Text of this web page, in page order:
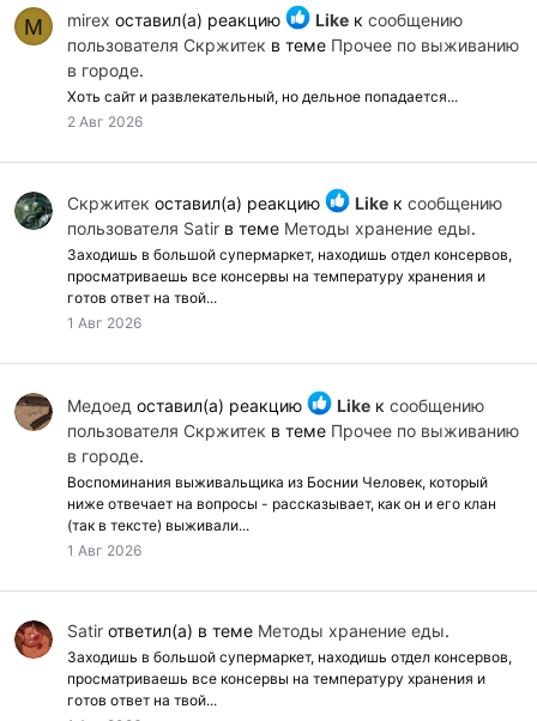
M mirex оставил(а) реакцию Like к сообщению
пользователя Скржитек в теме Прочее по выживанию
в городе.
Хоть сайт и развлекательный, но дельное попадается...
2 Авг 2026
Скржитек оставил(а) реакцию Like к сообщению
пользователя Satir в теме Методы хранение еды.
Заходишь в большой супермаркет, находишь отдел консервов,
просматриваешь все консервы на температуру хранения и
готов ответ на твой...
1 Авг 2026
Медоед оставил(а) реакцию Like к сообщению
пользователя Скржитек в теме Прочее по выживанию
в городе.
Воспоминания выживальщика из Боснии Человек, который
ниже отвечает на вопросы - рассказывает, как он и его клан
(так в тексте) выживали...
1 Авг 2026
Satir ответил(а) в теме Методы хранение еды.
Заходишь в большой супермаркет, находишь отдел консервов,
просматриваешь все консервы на температуру хранения и
готов ответ на твой...